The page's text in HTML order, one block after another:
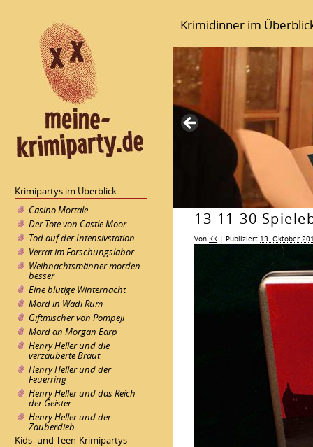
Krimidinner im
Krimipartys im Überblick
Casino Mortale
Der Tote von Castle Moor
Tod auf der Intensivstation
Verrat im Forschungslabor
Weihnachtsmänner morden
besser
Eine blutige Winternacht
Mord in Wadi Rum
Giftmischer von Pompeji
Mord an Morgan Earp
Henry Heller und die
verzauberte Braut
Henry Heller und der
Feuerring
Henry Heller und das Reich
der Geister
Henry Heller und der
Zauberdieb
Kids- und Teen-Krimipartys
13-11-30
Von KK | Publiziert 13. Oktober